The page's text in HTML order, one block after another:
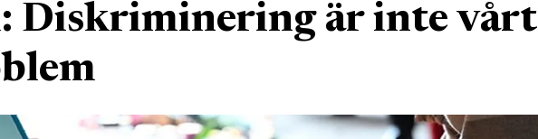
Diskriminering är inte vårt